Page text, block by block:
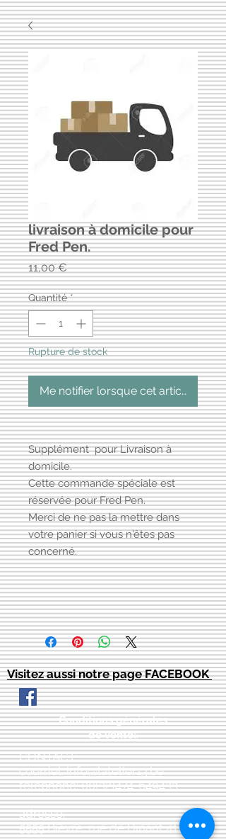
livraison à domicile pour
Fred Pen.
11,00 €Prix
Quantité *
Rupture de stock
Me notifier lorsque cet article est
Supplément pour Livraison à
domicile.
Cette commande spéciale est
réservée pour Fred Pen.
Merci de ne pas la mettre dans
votre panier si vous n'êtes pas
concerné.
Visitez aussi notre page FACEBOOK
Conditions générales
de vente::
CONTACT:
courriel:info@latelier13.be
téléphone:00(32)474-649433
adresse:
5555 Bièvre, rue de Dinant 41